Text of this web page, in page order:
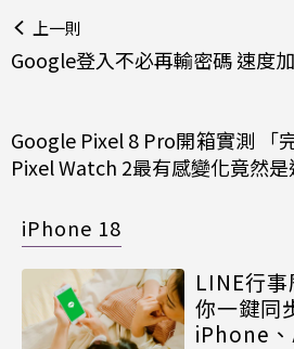
上一則
Google登入不必再輸密碼 速度
Google Pixel 8 Pro開箱實測 「
Pixel Watch 2最有感變化竟然是
iPhone 18
LINE行
你一鍵同
iPhone